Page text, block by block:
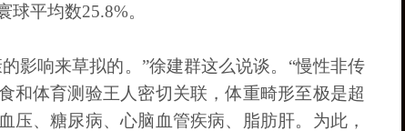
平均数25.8%。
影响来草拟的。”徐建群这么说谈。“慢性非传
和体育测验王人密切关联，体重畸形至极是超
、糖尿病、心脑血管疾病、脂肪肝。为此，